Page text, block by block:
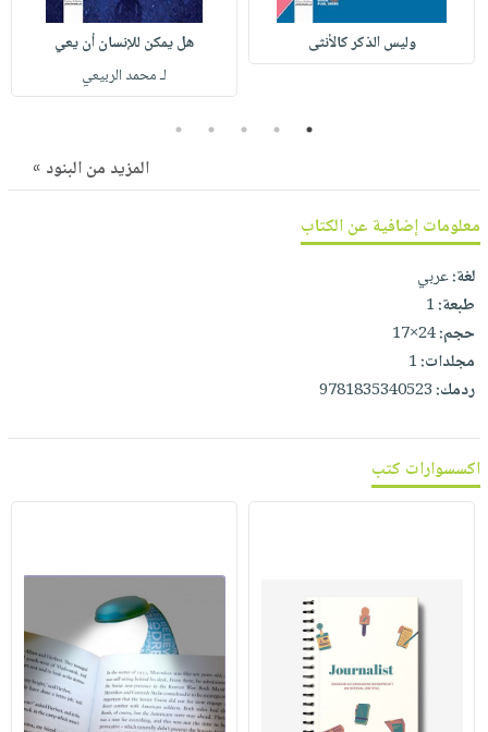
مناسبات
طرحها
انشر
كتابك
تواصل
معنا
التسوق
نشرة
وليس الذكر كالأنثى
هل يمكن للإنسان أن يعي
لـ محمد الربيعي
1
2
3
4
5
المزيد من البنود »
معلومات إضافية عن الكتاب
لغة:عربي
طبعة:1
حجم:24×17
مجلدات:1
ردمك:9781835340523
اكسسوارات كتب